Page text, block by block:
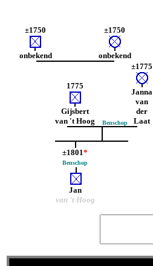
±1750
onbekend
±1750
onbekend
1775
Gijsbert
van 't Hoog
Benschop
±1775
Janna
van
der
Laat
±1801*
Benschop
Jan
van 't Hoog